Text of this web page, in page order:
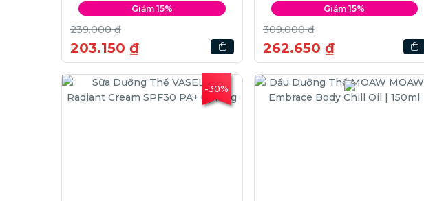
Giảm 15%
239.000 ₫
203.150 ₫
Giảm 15%
309.000 ₫
262.650 ₫
-30%